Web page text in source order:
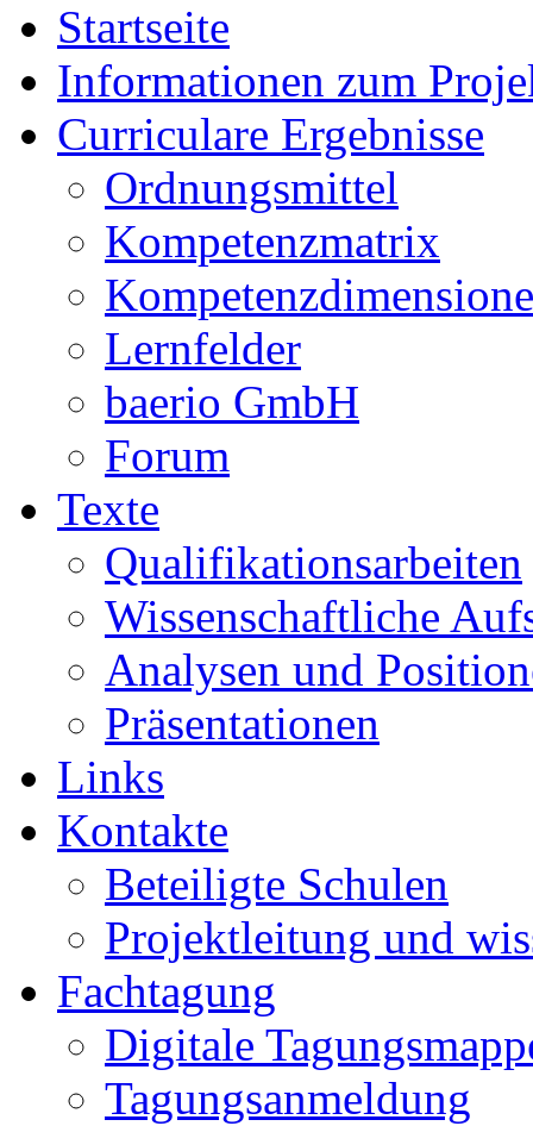
Startseite
Informationen zum
Curriculare Ergebnisse
Ordnungsmittel
Kompetenzmatrix
Lernfelder
baerio GmbH
Forum
Texte
Qualifikationsarbeiten
Wissenschaftliche
Analysen und
Präsentationen
Links
Kontakte
Beteiligte Schulen
Projektleitung und
Fachtagung
Digitale
Tagungsanmeldung